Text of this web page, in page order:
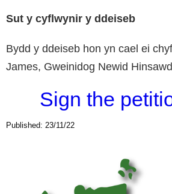
Sut y cyflwynir y ddeiseb
Bydd y ddeiseb hon yn cael ei
James, Gweinidog Newid
Sign the
Published: 23/11/22